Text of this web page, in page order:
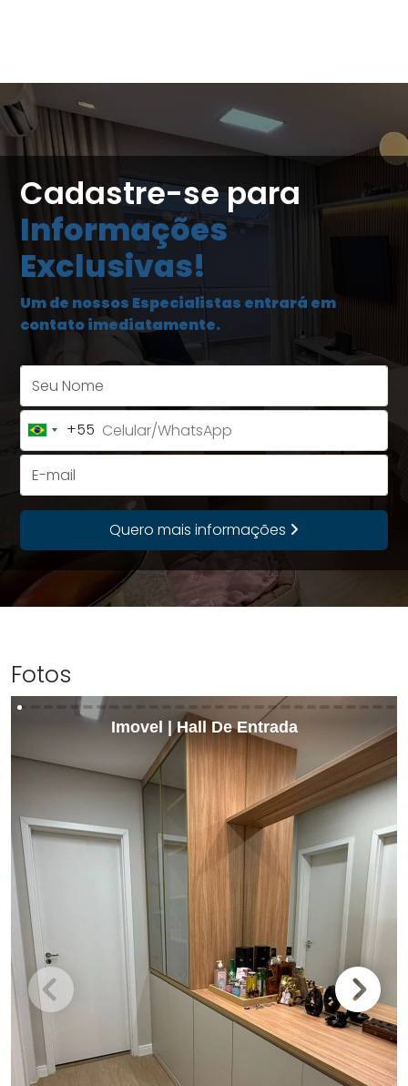
Cadastre-se para
Informações
Exclusivas!
Um de nossos Especialistas entrará em
contato imediatamente.
Brazil
+55
+55
Quero mais informações
Fotos
Imovel | Hall De Entrada